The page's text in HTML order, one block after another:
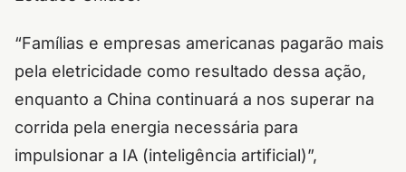
“Famílias e empresas americanas pagarão mais
pela eletricidade como resultado dessa ação,
enquanto a China continuará a nos superar na
corrida pela energia necessária para
impulsionar a IA (inteligência artificial)”,